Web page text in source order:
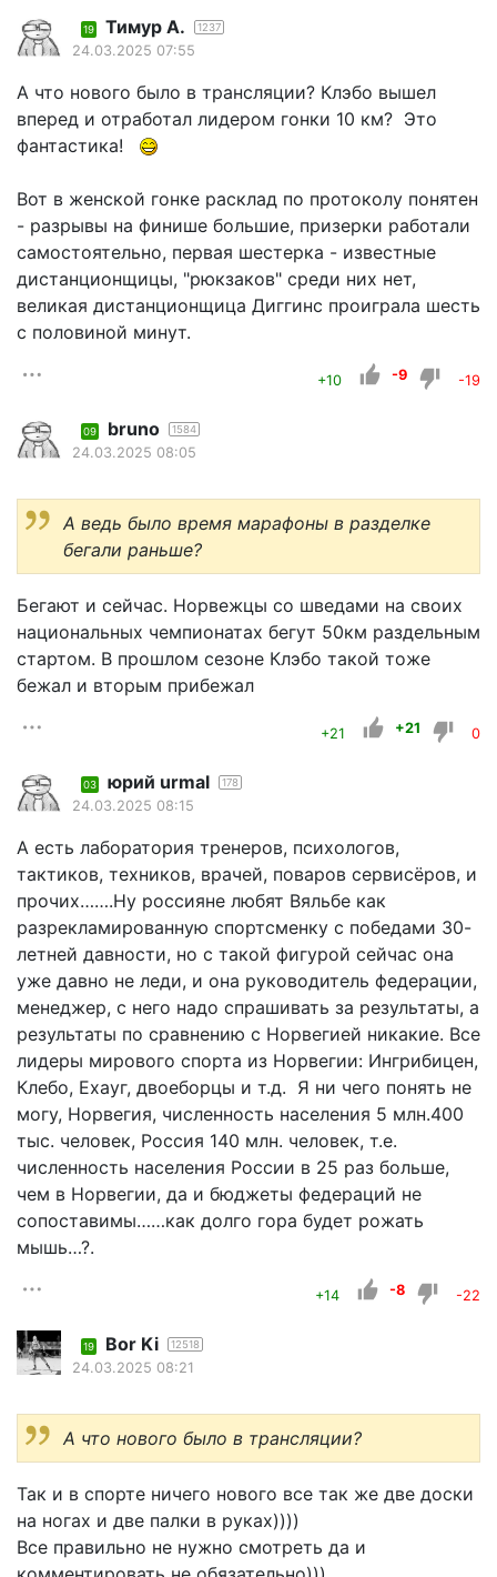
19 Тимур А. 1237
24.03.2025 07:55
А что нового было в трансляции? Клэбо вышел
вперед и отработал лидером гонки 10 км? Это
фантастика!
Вот в женской гонке расклад по протоколу понятен
- разрывы на финише большие, призерки работали
самостоятельно, первая шестерка - известные
дистанционщицы, "рюкзаков" среди них нет,
великая дистанционщица Диггинс проиграла шесть
с половиной минут.
+10 -9 -19
09 bruno 1584
24.03.2025 08:05
А ведь было время марафоны в разделке
бегали раньше?
Бегают и сейчас. Норвежцы со шведами на своих
национальных чемпионатах бегут 50км раздельным
стартом. В прошлом сезоне Клэбо такой тоже
бежал и вторым прибежал
+21 +21 0
03 юрий urmal 178
24.03.2025 08:15
А есть лаборатория тренеров, психологов,
тактиков, техников, врачей, поваров сервисёров, и
прочих…….Ну россияне любят Вяльбе как
разрекламированную спортсменку с победами 30-
летней давности, но с такой фигурой сейчас она
уже давно не леди, и она руководитель федерации,
менеджер, с него надо спрашивать за результаты, а
результаты по сравнению с Норвегией никакие. Все
лидеры мирового спорта из Норвегии: Ингрибицен,
Клебо, Ехауг, двоеборцы и т.д. Я ни чего понять не
могу, Норвегия, численность населения 5 млн.400
тыс. человек, Россия 140 млн. человек, т.е.
численность населения России в 25 раз больше,
чем в Норвегии, да и бюджеты федераций не
сопоставимы……как долго гора будет рожать
мышь…?.
+14 -8 -22
19 Bor Ki 12518
24.03.2025 08:21
А что нового было в трансляции?
Так и в спорте ничего нового все так же две доски
на ногах и две палки в руках))))
Все правильно не нужно смотреть да и